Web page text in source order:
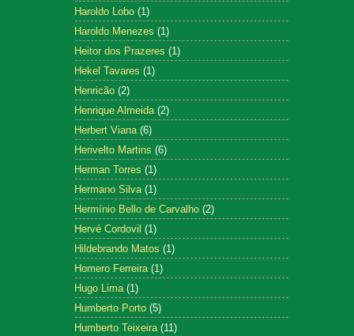
Haroldo Lobo (1)
Haroldo Menezes (1)
Heitor dos Prazeres (1)
Hekel Tavares (1)
Henricão (2)
Henrique Almeida (2)
Herbert Viana (6)
Herivelto Martins (6)
Herman Torres (1)
Hermano Silva (1)
Hermínio Bello de Carvalho (2)
Hervé Cordovil (1)
Hildebrando Matos (1)
Homero Ferreira (1)
Hugo Lima (1)
Humberto Porto (5)
Humberto Teixeira (11)